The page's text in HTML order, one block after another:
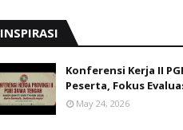
INSPIRASI
Konferensi Kerja II
Peserta, Fokus
May 24, 2026